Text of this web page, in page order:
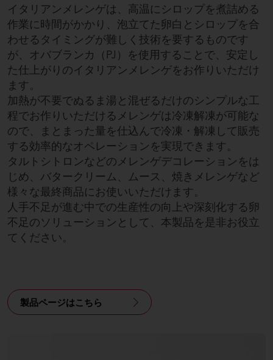
イタリアンメレンゲは、高温にシロップを煮詰める
作業に時間がかかり、泡立てた卵白とシロップを合
わせるタイミングが難しく技術を要するものです
が、オバブランカ（PJ）を使用することで、安定し
た仕上がりのイタリアンメレンゲをお作りいただけ
ます。
加熱が不要でぬるま湯と混ぜるだけのシンプルな工
程でお作りいただけるメレンゲは冷凍解凍が可能な
ので、まとまった量を仕込んで冷凍・解凍して販売
する効率的なオペレーションを実現できます。
タルトシトロンなどのメレンゲデコレーションをは
じめ、バタークリーム、ムース、焼きメレンゲなど
様々な最終商品にお使いいただけます。
人手不足が進む中での生産性の向上や深刻化する卵
不足のソリューションとして、本製品を是非お役立
てください。
製品ページはこちら